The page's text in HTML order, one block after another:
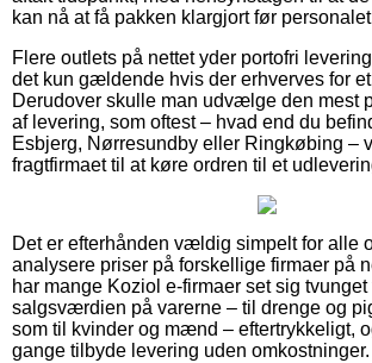
kan nå at få pakken klargjort før
Flere outlets på nettet yder portofri
det kun gældende hvis der erhverves for
Derudover skulle man udvælge den mest
af levering, som oftest – hvad end du
Esbjerg, Nørresundby eller Ringkøbing –
fragtfirmaet til at køre ordren til et
Det er efterhånden vældig simpelt for alle
analysere priser på forskellige firmaer på
har mange Koziol e-firmaer set sig tvunget
salgsværdien på varerne – til drenge og
som til kvinder og mænd – eftertrykkeligt,
gange tilbyde levering uden omkostninger.